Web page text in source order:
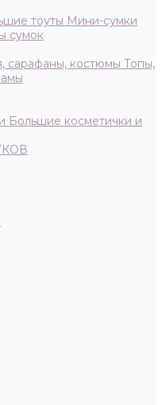
тоуты Мини-сумки
сумок
сарафаны, костюмы Топы,
Большие косметички и